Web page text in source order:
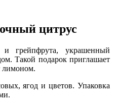
цитрус
грейпфрута, украшенный
Такой подарок приглашает
лимоном.
ягод и цветов. Упаковка